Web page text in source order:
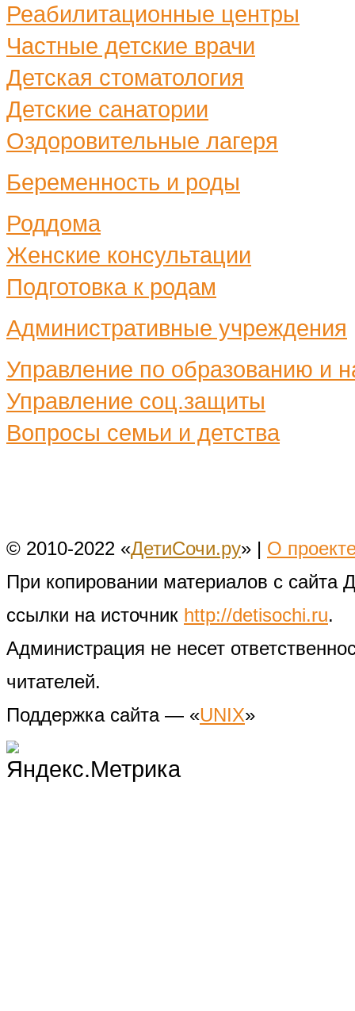
Реабилитационные центры
Частные детские врачи
Детская стоматология
Детские санатории
Оздоровительные лагеря
Беременность и роды
Роддома
Женские консультации
Подготовка к родам
Административные учреждения
Управление по образованию и
Управление соц.защиты
Вопросы семьи и детства
© 2010-2022 «ДетиСочи.ру» | О
При копировании материалов с сайта
ссылки на источник http://detisochi.ru.
Администрация не несет
читателей.
Поддержка сайта — «UNIX»